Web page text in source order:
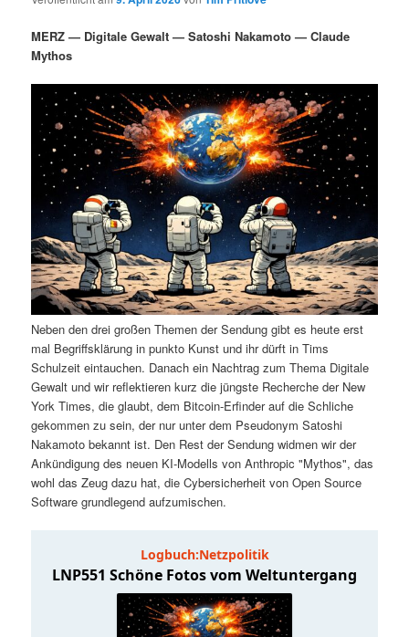
m
r
n
I
n
h
a
l
t
s
p
u
d
r
e
n
I
n
h
a
l
t
n
a
MERZ — Digitale Gewalt — Satoshi Nakamoto — Claude
Mythos
Neben den drei großen Themen der Sendung gibt es heute erst
mal Begriffsklärung in punkto Kunst und ihr dürft in Tims
Schulzeit eintauchen. Danach ein Nachtrag zum Thema Digitale
Gewalt und wir reflektieren kurz die jüngste Recherche der New
York Times, die glaubt, dem Bitcoin-Erfinder auf die Schliche
gekommen zu sein, der nur unter dem Pseudonym Satoshi
Nakamoto bekannt ist. Den Rest der Sendung widmen wir der
Ankündigung des neuen KI-Modells von Anthropic "Mythos", das
wohl das Zeug dazu hat, die Cybersicherheit von Open Source
Software grundlegend aufzumischen.